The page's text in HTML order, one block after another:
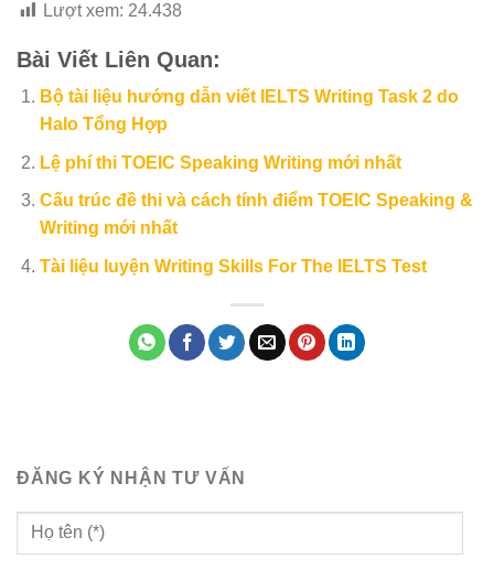
Lượt xem: 24.438
Bài Viết Liên Quan:
Bộ tài liệu hướng dẫn viết IELTS Writing Task 2 do
Halo Tổng Hợp
Lệ phí thi TOEIC Speaking Writing mới nhất
Cấu trúc đề thi và cách tính điểm TOEIC Speaking &
Writing mới nhất
Tài liệu luyện Writing Skills For The IELTS Test
ĐĂNG KÝ NHẬN TƯ VẤN